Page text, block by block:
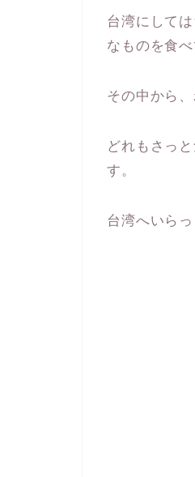
台湾にして
なものを食
その中から
どれもさっ
す。
台湾へいら